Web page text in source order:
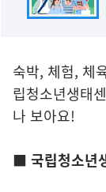
숙박, 체험, 체
립청소년생태
나 보아요!
■ 국립청소년